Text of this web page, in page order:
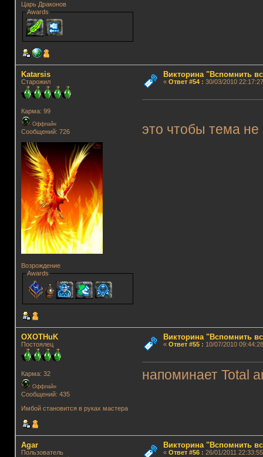
Царь Драконов
Awards
Katarsis
Старожил
Карма: 99
Оффлайн
Сообщений: 726
Возрождение
Awards
Викторина "Вспомнить
« Ответ #54: 30/03/2010
это чтобы тема
OXOTHuK
Постоялец
Карма: 32
Оффлайн
Сообщений: 435
Имбой становится в руках мастера
Викторина "Вспомнить
« Ответ #55: 10/07/2010
напоминает Total
Agar
Пользователь
Викторина "Вспомнить
« Ответ #56: 26/01/2011